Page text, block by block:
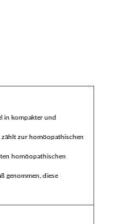
in kompakter und
zählt zur homöopathischen
homöopathischen
genommen, diese